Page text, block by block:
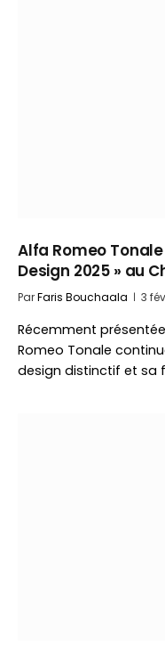
Alfa Romeo
Design 2025 » au
ParFaris Bouchaala 3
Récemment
Romeo Tonale
design distinctif et sa